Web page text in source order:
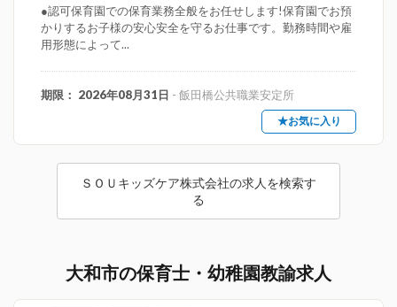
●認可保育園での保育業務全般をお任せします!保育園でお預
かりするお子様の安心安全を守るお仕事です。勤務時間や雇
用形態によって...
期限： 2026年08月31日 - 飯田橋公共職業安定所
★お気に入り
ＳＯＵキッズケア株式会社の求人を検索す
る
大和市の保育士・幼稚園教諭求人